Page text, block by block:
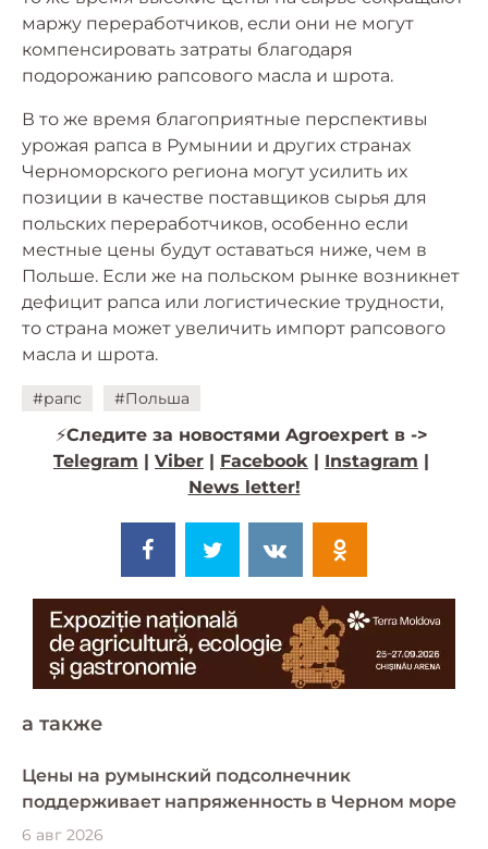
маржу переработчиков, если они не могут
компенсировать затраты благодаря
подорожанию рапсового масла и шрота.
В то же время благоприятные перспективы
урожая рапса в Румынии и других странах
Черноморского региона могут усилить их
позиции в качестве поставщиков сырья для
польских переработчиков, особенно если
местные цены будут оставаться ниже, чем в
Польше. Если же на польском рынке возникнет
дефицит рапса или логистические трудности,
то страна может увеличить импорт рапсового
масла и шрота.
#рапс #Польша
⚡️Следите за новостями Agroexpert в ->
Telegram | Viber | Facebook | Instagram |
News letter!
a также
Цены на румынский подсолнечник
поддерживает напряженность в Черном море
6 авг 2026